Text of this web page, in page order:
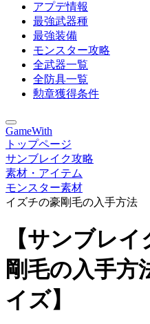
アプデ情報
最強武器種
最強装備
モンスター攻略
全武器一覧
全防具一覧
勲章獲得条件
GameWith
トップページ
サンブレイク攻略
素材・アイテム
モンスター素材
イズチの豪剛毛の入手方法
【サンブレ
剛毛の入手方
イズ】